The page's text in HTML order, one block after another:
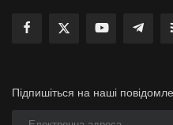
Підпишіться на наші